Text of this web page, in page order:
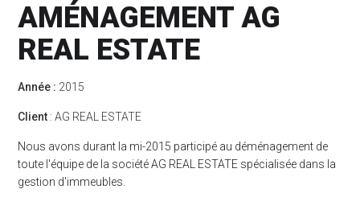
AMÉNAGEMENT AG
REAL ESTATE
Année : 2015
Client : AG REAL ESTATE
Nous avons durant la mi-2015 participé au déménagement de
toute l'équipe de la société AG REAL ESTATE spécialisée dans la
gestion d'immeubles.